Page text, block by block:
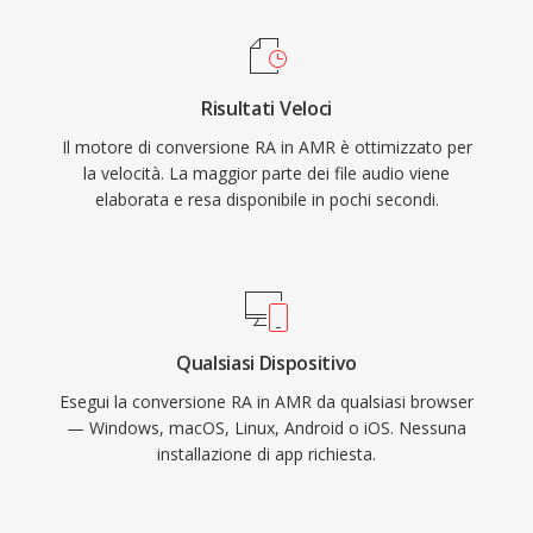
di rumore di comfort integrati, che riducono la
non sia adatto alla musica a causa della sua
banda stretta (300-3400 Hz), eccelle nel fornire
parlato intelligibile in condizioni di rete
Risultati Veloci
Il motore di conversione RA in AMR è ottimizzato per
la velocità. La maggior parte dei file audio viene
elaborata e resa disponibile in pochi secondi.
Qualsiasi Dispositivo
Esegui la conversione RA in AMR da qualsiasi browser
— Windows, macOS, Linux, Android o iOS. Nessuna
installazione di app richiesta.